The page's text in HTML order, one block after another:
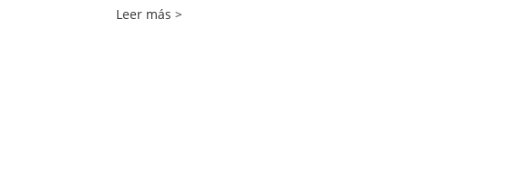
Leer más >